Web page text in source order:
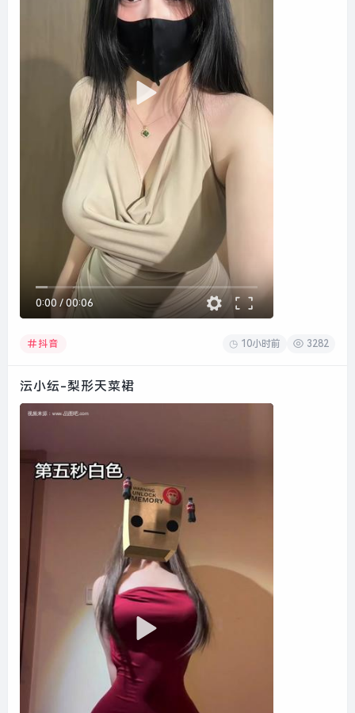
0:00 / 00:06
抖音 10小时前 3282
沄小纭-梨形天菜裙